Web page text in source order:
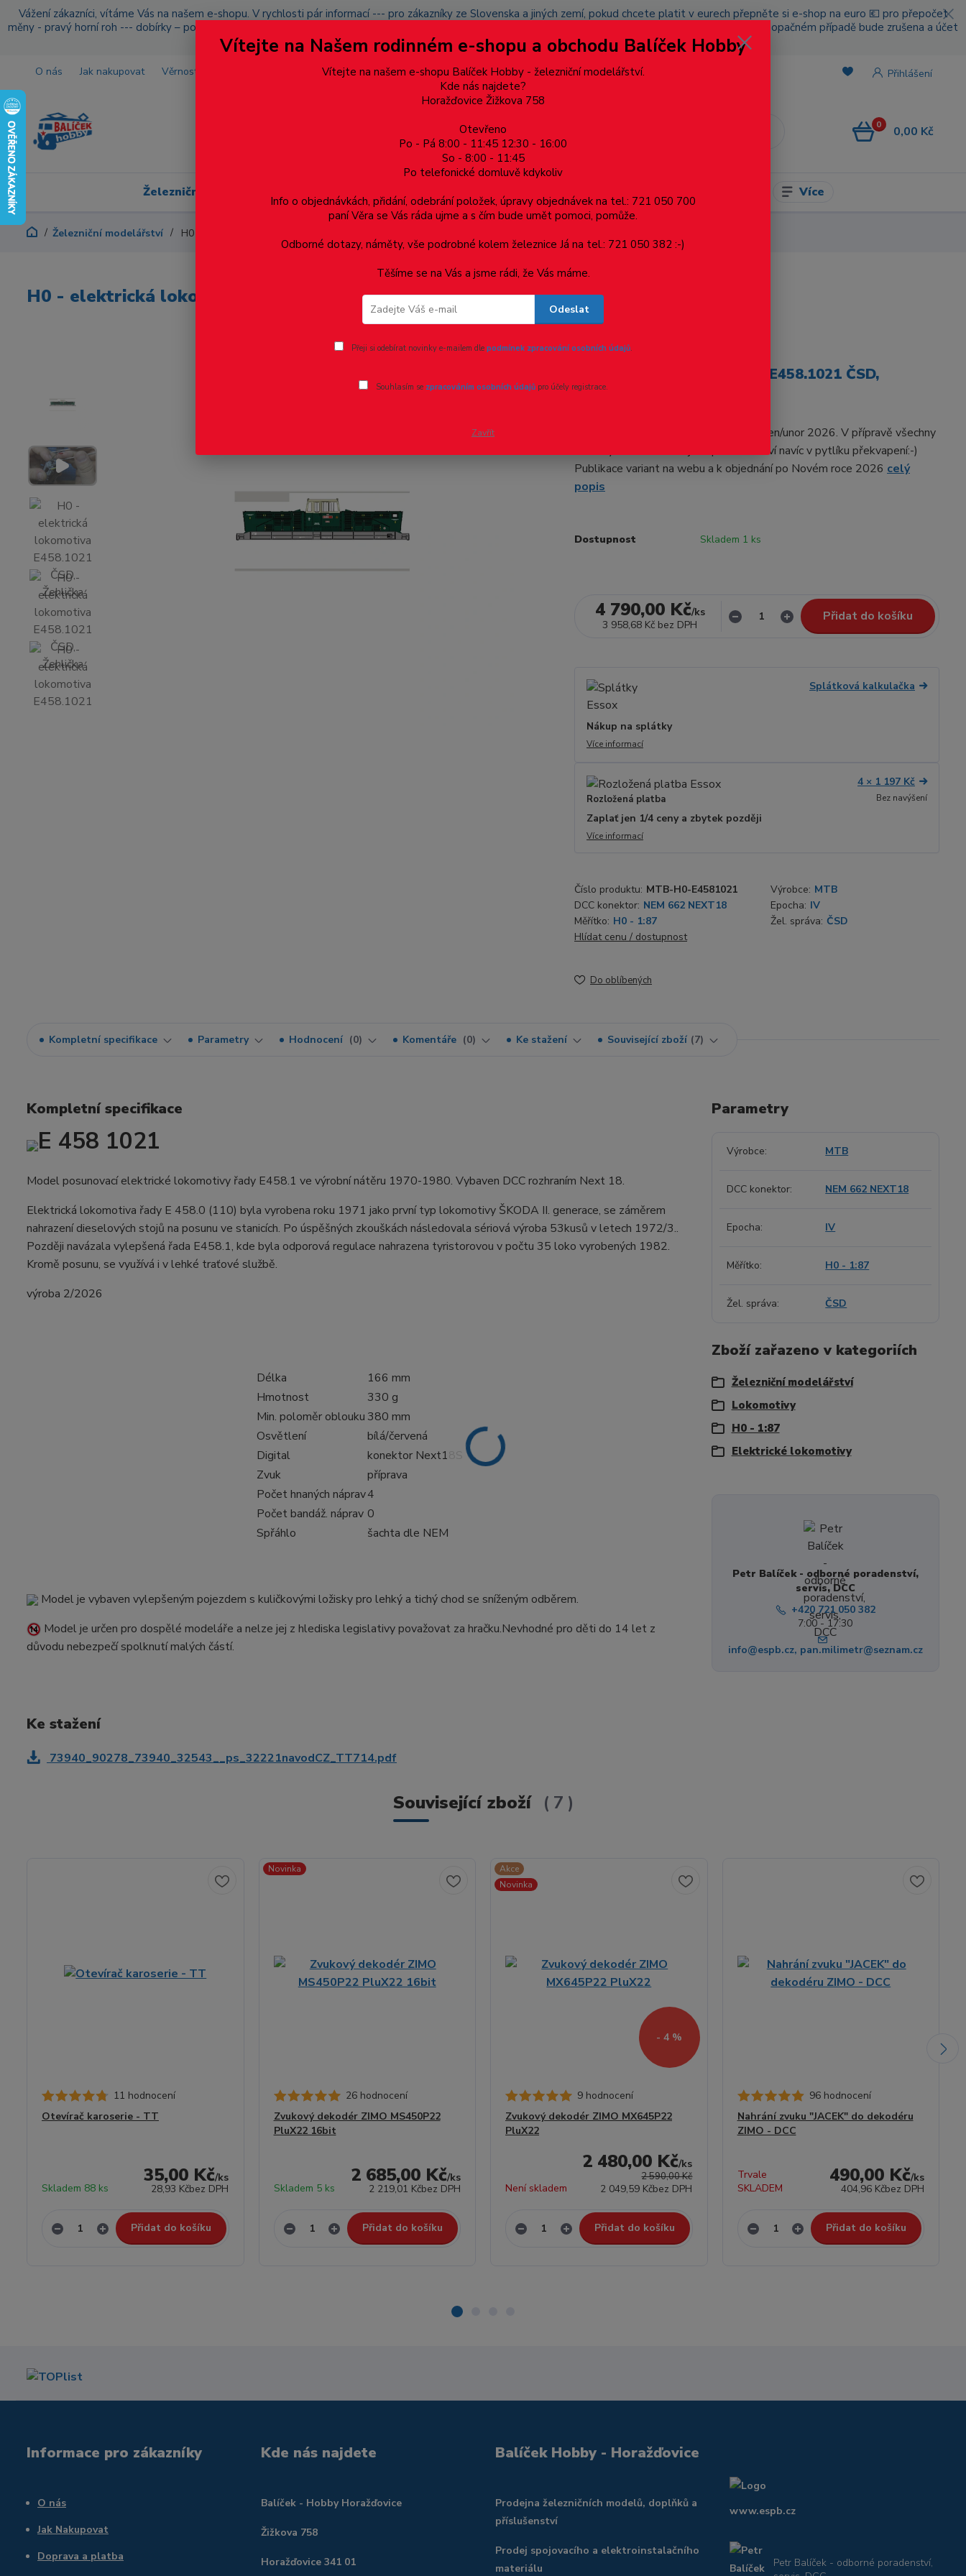
Vážení zákazníci, vítáme Vás na našem e-shopu. V rychlosti pár informací --- pro zákazníky ze Slovenska a jiných zemí, pokud chcete platit v eurech přepněte si e-shop na euro 💶 pro přepočet
měny - pravý horní roh --- dobírky – pokud si z nějakého důvodu zásilku nevyzvednete, bude po domluvě zaslána znovu s opětovnou platbou za poštovné, v opačném případě bude zrušena a účet
přidán na blacklist a rušeny následující objednávky.
O nás Jak nakupovat Věrnostní program Doprava a platba Více Přihlášení
0 0,00 Kč
Železniční modelářství Dárkové poukazy, upomínkové předměty Více
Železniční modelářství H0 - elektrická lokomotiva E458.1021 ČSD, Žehlička
H0 - elektrická lokomotiva E458.1021 ČSD, Žehlička
H0 - elektrická lokomotiva E458.1021 ČSD,
Žehlička
Foto nového modelu H0, expedice leden/unor 2026. V přípravě všechny
varianty a možná bude jako příslušenství navíc v pytlíku překvapení:-)
Publikace variant na webu a k objednání po Novém roce 2026 celý
popis
Dostupnost Skladem 1 ks
4 790,00 Kč/ks
3 958,68 Kč bez DPH
Přidat do košíku
Splátková kalkulačka
Nákup na splátky
Více informací
Rozložená platba
4 × 1 197 Kč
Bez navýšení
Zaplať jen 1/4 ceny a zbytek později
Více informací
Číslo produktu: MTB-H0-E4581021 Výrobce: MTB
DCC konektor: NEM 662 NEXT18 Epocha: IV
Měřítko: H0 - 1:87 Žel. správa: ČSD
Hlídat cenu / dostupnost
Do oblíbených
Kompletní specifikace Parametry Hodnocení 0 Komentáře 0 Ke stažení Související zboží 7
Kompletní specifikace
E 458 1021
Model posunovací elektrické lokomotivy řady E458.1 ve výrobní nátěru 1970-1980. Vybaven DCC rozhraním Next 18.
Elektrická lokomotiva řady E 458.0 (110) byla vyrobena roku 1971 jako první typ lokomotivy ŠKODA II. generace, se záměrem
nahrazení dieselových stojů na posunu ve stanicích. Po úspěšných zkouškách následovala sériová výroba 53kusů v letech 1972/3..
Později navázala vylepšená řada E458.1, kde byla odporová regulace nahrazena tyristorovou v počtu 35 loko vyrobených 1982.
Kromě posunu, se využívá i v lehké traťové službě.
výroba 2/2026
Délka
166 mm
Hmotnost
330 g
Min. poloměr oblouku 380 mm
Osvětlení
bílá/červená
Digital
konektor Next18S
Zvuk
příprava
Počet hnaných náprav4
Počet bandáž. náprav 0
Spřáhlo
šachta dle NEM
Model je vybaven vylepšeným pojezdem s kuličkovými ložisky pro lehký a tichý chod se sníženým odběrem.
Model je určen pro dospělé modeláře a nelze jej z hlediska legislativy považovat za hračku.Nevhodné pro děti do 14 let z
důvodu nebezpečí spolknutí malých částí.
Parametry
Výrobce MTB
DCC konektor NEM 662 NEXT18
Epocha IV
Měřítko H0 - 1:87
Žel. správa ČSD
Zboží zařazeno v kategoriích
Železniční modelářství
Lokomotivy
H0 - 1:87
Elektrické lokomotivy
Petr Balíček - odborné poradenství,
servis, DCC
+420 721 050 382
7:00 - 17:30
info@espb.cz, pan.milimetr@seznam.cz
Ke stažení
73940_90278_73940_32543__ps_32221navodCZ_TT714.pdf
Související zboží 7
11 hodnocení
Otevírač karoserie - TT
35,00 Kč/ks
28,93 Kčbez DPH
Skladem 88 ks
Přidat do košíku
Novinka
26 hodnocení
Zvukový dekodér ZIMO MS450P22
PluX22 16bit
2 685,00 Kč/ks
2 219,01 Kčbez DPH
Skladem 5 ks
Přidat do košíku
Akce
Novinka
- 4 %
9 hodnocení
Zvukový dekodér ZIMO MX645P22
PluX22
2 590,00 Kč
2 480,00 Kč/ks
2 049,59 Kčbez DPH
Není skladem
Přidat do košíku
96 hodnocení
Nahrání zvuku "JACEK" do dekodéru
ZIMO - DCC
490,00 Kč/ks
404,96 Kčbez DPH
Trvale
SKLADEM
Přidat do košíku
Informace pro zákazníky
O nás
Jak Nakupovat
Doprava a platba
Kde nás najdete
Balíček - Hobby Horažďovice
Žižkova 758
Horažďovice 341 01
Balíček Hobby - Horažďovice
Prodejna železničních modelů, doplňků a
příslušenství
Prodej spojovacího a elektroinstalačního
materiálu
www.espb.cz
Petr Balíček - odborné poradenství,
Vítejte na Našem rodinném e-shopu a obchodu Balíček Hobby
Vítejte na našem e-shopu Balíček Hobby - železniční modelářství.
Kde nás najdete?
Horažďovice Žižkova 758
Otevřeno
Po - Pá 8:00 - 11:45 12:30 - 16:00
So - 8:00 - 11:45
Po telefonické domluvě kdykoliv
Info o objednávkách, přidání, odebrání položek, úpravy objednávek na tel.: 721 050 700
paní Věra se Vás ráda ujme a s čím bude umět pomoci, pomůže.
Odborné dotazy, náměty, vše podrobné kolem železnice Já na tel.: 721 050 382 :-)
Těšíme se na Vás a jsme rádi, že Vás máme.
Odeslat
Přeji si odebírat novinky e-mailem dle podmínek zpracování osobních údajů.
Souhlasím se zpracováním osobních údajůpro účely registrace.
Zavřít